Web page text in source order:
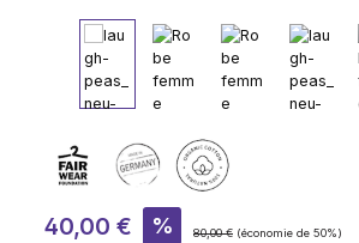
Prix de vente :
40,00 € % Prix régulier :
80,00 € (économie de 50%)